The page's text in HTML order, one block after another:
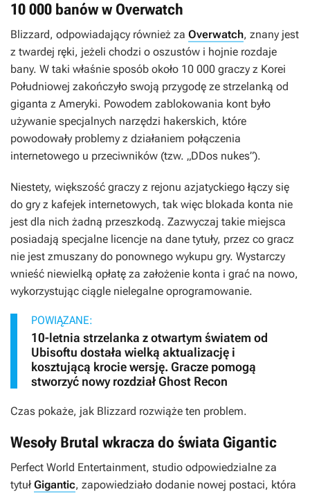
10 000 banów w Overwatch
Blizzard, odpowiadający również za Overwatch, znany jest
z twardej ręki, jeżeli chodzi o oszustów i hojnie rozdaje
bany. W taki właśnie sposób około 10 000 graczy z Korei
Południowej zakończyło swoją przygodę ze strzelanką od
giganta z Ameryki. Powodem zablokowania kont było
używanie specjalnych narzędzi hakerskich, które
powodowały problemy z działaniem połączenia
internetowego u przeciwników (tzw. „DDos nukes”).
Niestety, większość graczy z rejonu azjatyckiego łączy się
do gry z kafejek internetowych, tak więc blokada konta nie
jest dla nich żadną przeszkodą. Zazwyczaj takie miejsca
posiadają specjalne licencje na dane tytuły, przez co gracz
nie jest zmuszany do ponownego wykupu gry. Wystarczy
wnieść niewielką opłatę za założenie konta i grać na nowo,
wykorzystując ciągle nielegalne oprogramowanie.
POWIĄZANE:
10-letnia strzelanka z otwartym światem od
Ubisoftu dostała wielką aktualizację i
kosztującą krocie wersję. Gracze pomogą
stworzyć nowy rozdział Ghost Recon
Czas pokaże, jak Blizzard rozwiąże ten problem.
Wesoły Brutal wkracza do świata Gigantic
Perfect World Entertainment, studio odpowiedzialne za
tytuł Gigantic, zapowiedziało dodanie nowej postaci, która